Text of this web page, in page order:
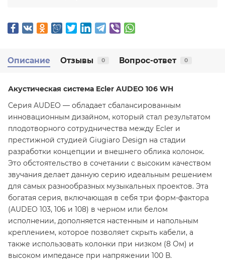
Описание Отзывы 0 Вопрос-ответ 0
Акустическая система Ecler AUDEO 106 WH
Серия AUDEO — обладает сбалансированным
инновационным дизайном, который стал результатом
плодотворного сотрудничества между Ecler и
престижной студией Giugiaro Design на стадии
разработки концепции и внешнего облика колонок.
Это обстоятельство в сочетании с высоким качеством
звучания делает данную серию идеальным решением
для самых разнообразных музыкальных проектов. Эта
богатая серия, включающая в себя три форм-фактора
(AUDEO 103, 106 и 108) в черном или белом
исполнении, дополняется настенным и напольным
креплением, которое позволяет скрыть кабели, а
также использовать колонки при низком (8 Ом) и
высоком импедансе при напряжении 100 В.